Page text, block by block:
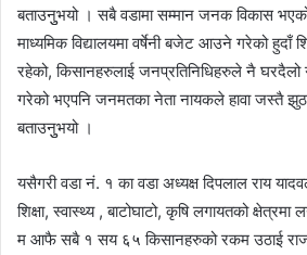
बताउनुुभयो । सबै वडामा सम्मान जनक विकास
माध्यमिक विद्यालयमा वर्षेनी बजेट आउने गरेको हुदाँ
रहेको, किसानहरुलाई जनप्रतिनिधिहरुले नै घरदैलो
गरेको भएपनि जनमतका नेता नायकले हावा जस्तै
बताउनुुभयो ।
यसैगरी वडा नं. १ का वडा अध्यक्ष दिपलाल राय
शिक्षा, स्वास्थ्य , बाटोघाटो, कृषि लगायतको
म आफै सबै १ सय ६५ किसानहरुको रकम उठाई